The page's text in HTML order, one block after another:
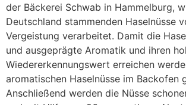
der Bäckerei Schwab in Hammelburg,
Deutschland stammenden Haselnüsse
Vergeistung verarbeitet. Damit die
und ausgeprägte Aromatik und ihren
Wiedererkennungswert erreichen
aromatischen Haselnüsse im Backofen
Anschließend werden die Nüsse